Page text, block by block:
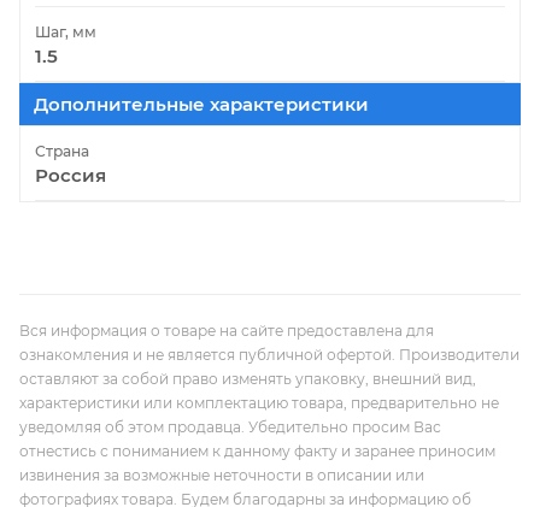
Шаг, мм
1.5
Дополнительные характеристики
Страна
Россия
Вся информация о товаре на сайте предоставлена для
ознакомления и не является публичной офертой. Производители
оставляют за собой право изменять упаковку, внешний вид,
характеристики или комплектацию товара, предварительно не
уведомляя об этом продавца. Убедительно просим Вас
отнестись с пониманием к данному факту и заранее приносим
извинения за возможные неточности в описании или
фотографиях товара. Будем благодарны за информацию об